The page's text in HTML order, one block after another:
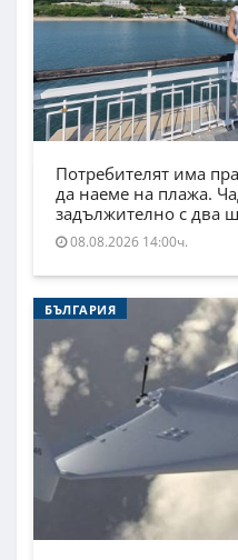
Потребителят има
да наеме на плажа.
задължително с два
08.08.2026 14:00ч.
БЪЛГАРИЯ